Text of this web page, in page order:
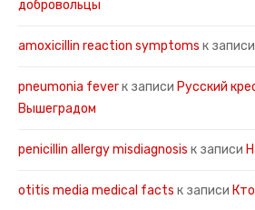
добровольцы
amoxicillin reaction symptoms к записи
pneumonia feverк записи Русский
Вышеградом
penicillin allergy misdiagnosis к записи
otitis media medical facts к записи